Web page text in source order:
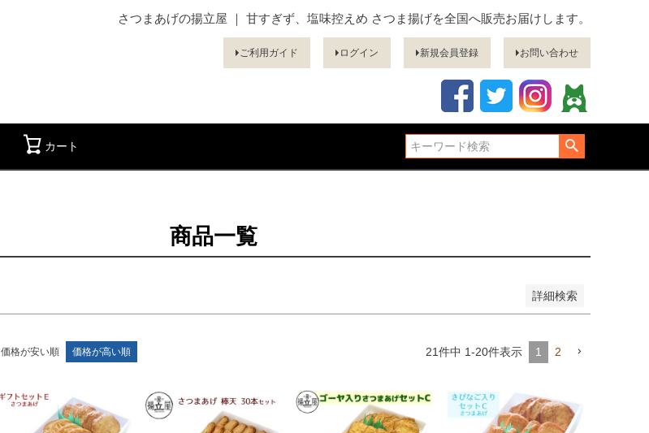
さつまあげの揚立屋 ｜ 甘すぎず、塩味控えめ さつま揚げを全国へ販売お届けします。
ご利用ガイド ログイン 新規会員登録 お問い合わせ
カート
商品一覧
詳細検索
在庫なし商品
在庫なし商品を表示しない
並び順
検索
価格が安い順 価格が高い順 21件中 1-20件表示 1 2